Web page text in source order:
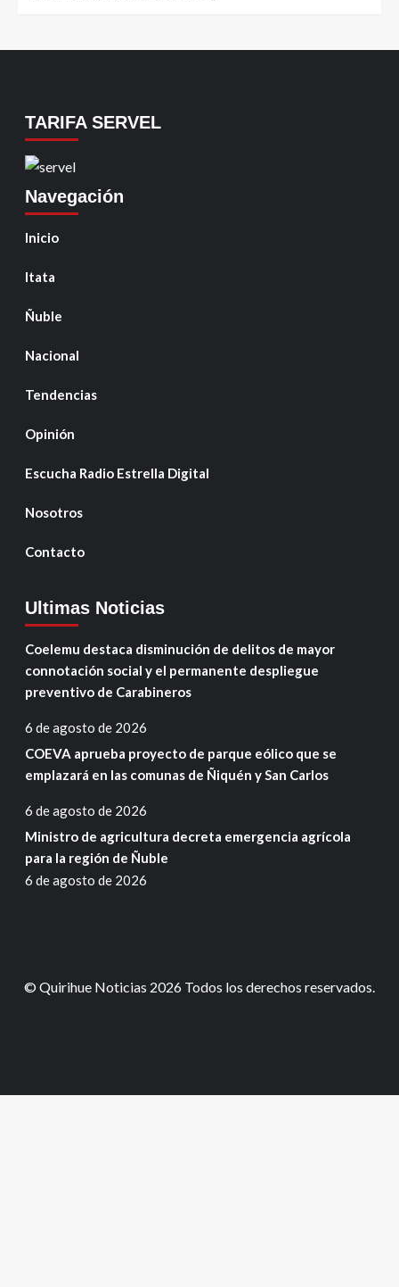
TARIFA SERVEL
Navegación
Inicio
Itata
Ñuble
Nacional
Tendencias
Opinión
Escucha Radio Estrella Digital
Nosotros
Contacto
Ultimas Noticias
Coelemu destaca disminución de delitos de mayor
connotación social y el permanente despliegue
preventivo de Carabineros
6 de agosto de 2026
COEVA aprueba proyecto de parque eólico que se
emplazará en las comunas de Ñiquén y San Carlos
6 de agosto de 2026
Ministro de agricultura decreta emergencia agrícola
para la región de Ñuble
6 de agosto de 2026